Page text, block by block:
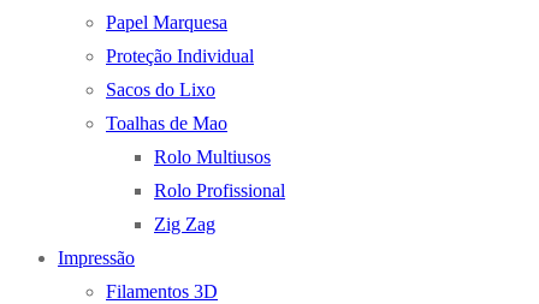
Papel Marquesa
Proteção Individual
Sacos do Lixo
Toalhas de Mao
Rolo Multiusos
Rolo Profissional
Zig Zag
Impressão
Filamentos 3D